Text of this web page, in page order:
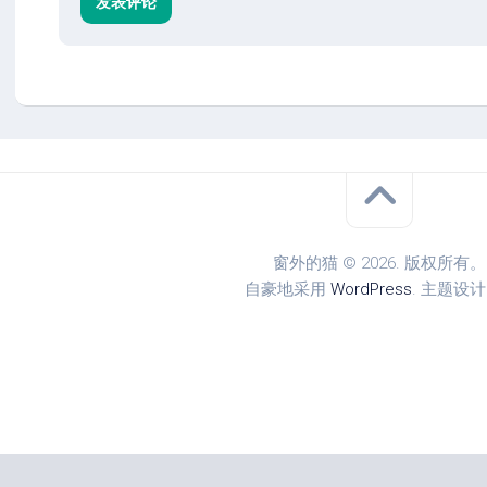
窗外的猫 © 2026. 版权所有。
自豪地采用 WordPress. 主题设计